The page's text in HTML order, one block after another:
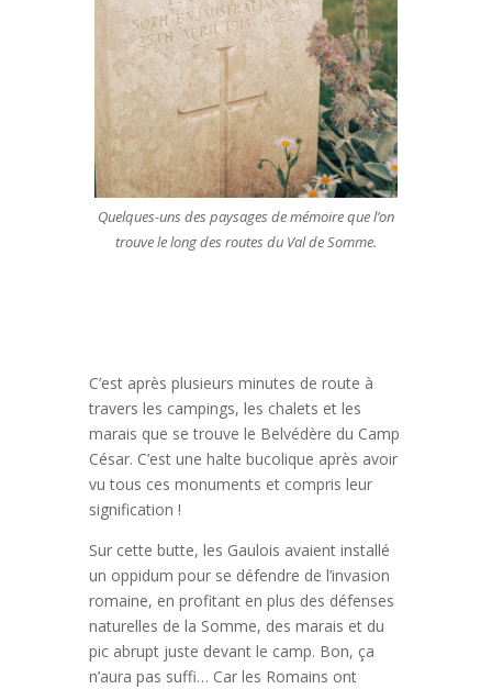
Quelques-uns des paysages de mémoire que l’on
trouve le long des routes du Val de Somme.
C’est après plusieurs minutes de route à
travers les campings, les chalets et les
marais que se trouve le Belvédère du Camp
César. C’est une halte bucolique après avoir
vu tous ces monuments et compris leur
signification !
Sur cette butte, les Gaulois avaient installé
un oppidum pour se défendre de l’invasion
romaine, en profitant en plus des défenses
naturelles de la Somme, des marais et du
pic abrupt juste devant le camp. Bon, ça
n’aura pas suffi… Car les Romains ont